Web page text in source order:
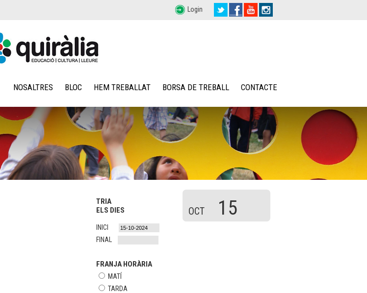
Login
NOSALTRES BLOC HEM TREBALLAT BORSA DE TREBALL CONTACTE
TRIA
ELS DIES
OCT 15
INICI
FINAL
FRANJA HORÀRIA
MATÍ
TARDA